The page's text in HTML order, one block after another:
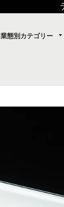
業態別カテゴリー